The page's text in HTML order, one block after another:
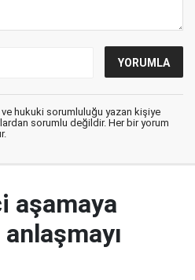
ve hukuki sorumluluğu yazan kişiye
sorumlu değildir. Her bir yorum
aşamaya